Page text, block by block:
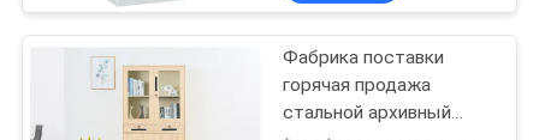
Фабрика поставки
горячая продажа
стальной архивный